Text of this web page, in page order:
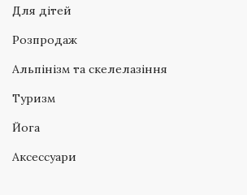
Для дітей
Розпродаж
Альпінізм та скелелазіння
Туризм
Йога
Аксессуари